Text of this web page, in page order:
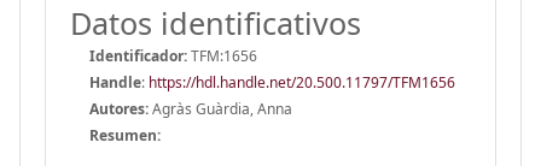
Datos identificativos
Identificador:TFM:1656
Handle: https://hdl.handle.net/20.500.11797/TFM1656
Autores:Agràs Guàrdia, Anna
Resumen: